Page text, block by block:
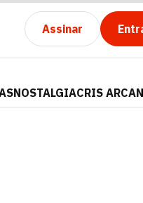
Assinar
NOSTALGIACRIS